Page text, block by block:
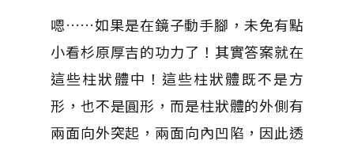
嗯……如果是在鏡子動手腳，未免有點
小看杉原厚吉的功力了！其實答案就在
這些柱狀體中！這些柱狀體既不是方
形，也不是圓形，而是柱狀體的外側有
兩面向外突起，兩面向內凹陷，因此透